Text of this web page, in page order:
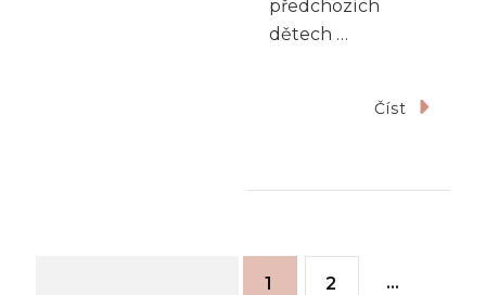
předchozích
dětech …
Číst
Stránka
1 Stránka
2 …